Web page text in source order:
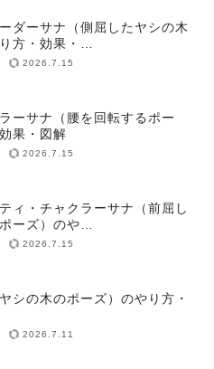
ダーサナ（側屈したヤシの木
方・効果・…
2026.7.15
ーサナ（腰を回転するポー
果・図解
2026.7.15
ィ・チャクラーサナ（前屈し
ーズ）のや…
2026.7.15
シの木のポーズ）のやり方・
2026.7.11